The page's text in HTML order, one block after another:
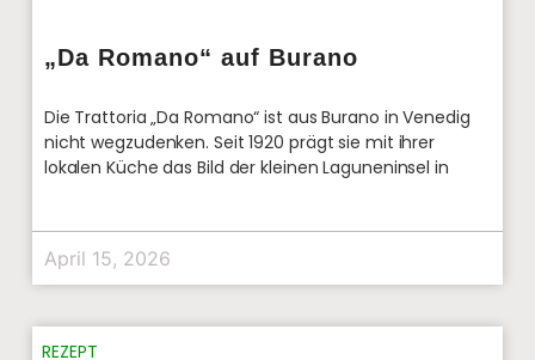
„Da Romano“ auf Burano
Die Trattoria „Da Romano“ ist aus Burano in Venedig
nicht wegzudenken. Seit 1920 prägt sie mit ihrer
lokalen Küche das Bild der kleinen Laguneninsel in
April 15, 2026
REZEPT